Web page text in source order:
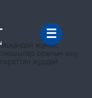
ешқандай жұмыс
орынын ашу
жұрдай....